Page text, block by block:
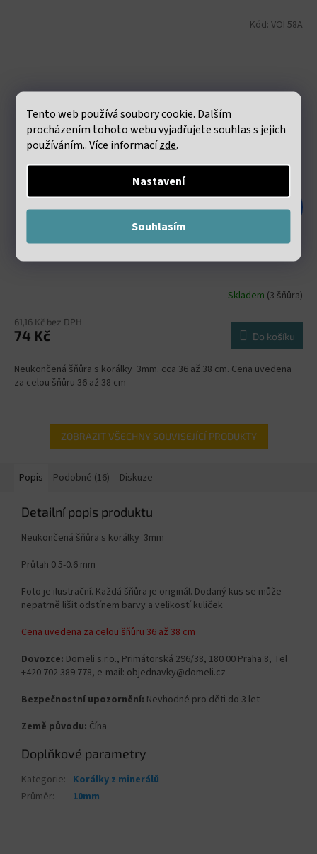
Tento web používá soubory cookie. Dalším
procházením tohoto webu vyjadřujete souhlas s jejich
používáním.. Více informacízde.
Nastavení
Souhlasím
–54 %
Skladem (3 šňůra)
61,16 Kč bez DPH
74 Kč Do košíku
Neukončená šňůra s korálky 3mm. cca 36 až 38 cm. Cena uvedena
za celou šňůru 36 až 38 cm
Kód: VOI 58A
ZOBRAZIT VŠECHNY SOUVISEJÍCÍ PRODUKTY
Popis Podobné (16) Diskuze
Detailní popis produktu
Neukončená šňůra s korálky 3mm
Průtah 0.5-0.6 mm
Foto je ilustrační. Každá šňůra je originál. Dodaný kus se může
nepatrně lišit odstínem barvy a velikostí kuliček
Cena uvedena za celou šňůru 36 až 38 cm
Dovozce: Domeli s.r.o., Primátorská 296/38, 180 00 Praha 8, Tel
+420 702 389 778, e-mail: objednavky@domeli.cz
Bezpečnostní upozornění: Nevhodné pro děti do 3 let
Země původu: Čína
Doplňkové parametry
Kategorie: Korálky z minerálů
Průměr: 10mm